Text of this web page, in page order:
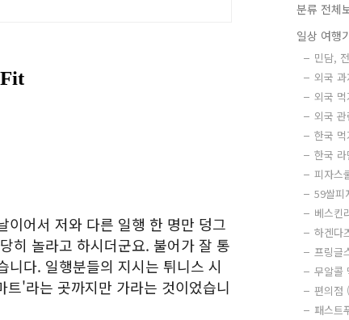
이어서 저와 다른 일행 한 명만 덩그
히 놀라고 하시더군요. 불어가 잘 통
니다. 일행분들의 지시는 튀니스 시
'라는 곳까지만 가라는 것이었습니
분류 전체
일상 여행
민담,
외국 과
외국 먹
외국 관
한국 먹
한국 라
피자스
59쌀피
베스킨
하겐다
프링글
무알콜
편의점
패스트